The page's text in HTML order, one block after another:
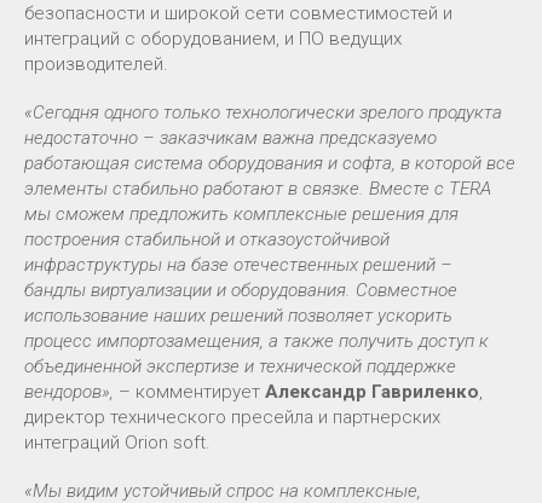
безопасности и широкой сети совместимостей и
интеграций с оборудованием, и ПО ведущих
производителей.
«Сегодня одного только технологически зрелого продукта
недостаточно – заказчикам важна предсказуемо
работающая система оборудования и софта, в которой все
элементы стабильно работают в связке. Вместе с TERA
мы сможем предложить комплексные решения для
построения стабильной и отказоустойчивой
инфраструктуры на базе отечественных решений –
бандлы виртуализации и оборудования. Совместное
использование наших решений позволяет ускорить
процесс импортозамещения, а также получить доступ к
объединенной экспертизе и технической поддержке
вендоров», – комментирует Александр Гавриленко,
директор технического пресейла и партнерских
интеграций Orion soft.
«Мы видим устойчивый спрос на комплексные,